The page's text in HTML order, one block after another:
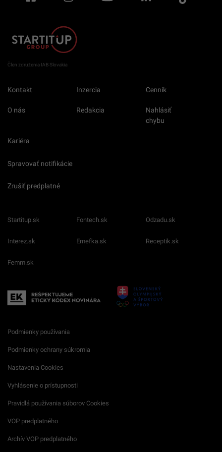
Člen združenia IAB Slovakia
Kontakt Inzercia Cenník
O nás Redakcia
Nahlásiť
chybu
Kariéra
Spravovať notifikácie
Zrušiť predplatné
Startitup.sk Fontech.sk Odzadu.sk
Interez.sk Emefka.sk Receptik.sk
Femm.sk
Podmienky používania
Podmienky ochrany súkromia
Nastavenia Cookies
Vyhlásenie o prístupnosti
Pravidlá používania súborov Cookies
VOP predplatného
Archív VOP predplatného